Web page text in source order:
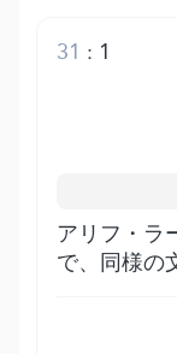
1
:
31
アリフ・ラ
で、同様の